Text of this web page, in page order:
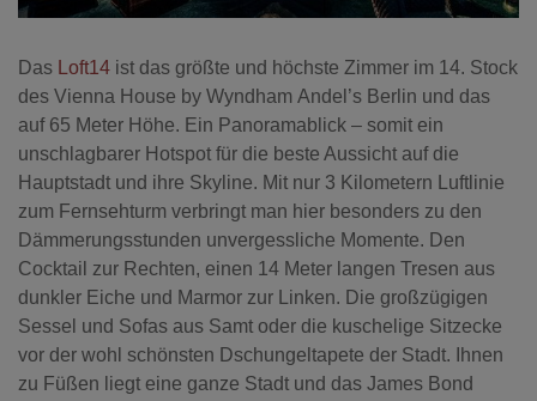
Das Loft14 ist das größte und höchste Zimmer im 14. Stock
des Vienna House by Wyndham Andel’s Berlin und das
auf 65 Meter Höhe. Ein Panoramablick – somit ein
unschlagbarer Hotspot für die beste Aussicht auf die
Hauptstadt und ihre Skyline. Mit nur 3 Kilometern Luftlinie
zum Fernsehturm verbringt man hier besonders zu den
Dämmerungsstunden unvergessliche Momente. Den
Cocktail zur Rechten, einen 14 Meter langen Tresen aus
dunkler Eiche und Marmor zur Linken. Die großzügigen
Sessel und Sofas aus Samt oder die kuschelige Sitzecke
vor der wohl schönsten Dschungeltapete der Stadt. Ihnen
zu Füßen liegt eine ganze Stadt und das James Bond